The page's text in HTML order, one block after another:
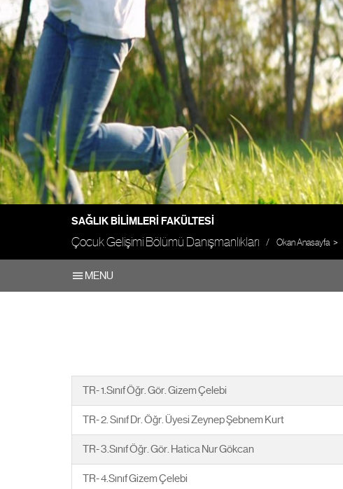
SAĞLIK BILIMLERI FAKÜLTESI
Çocuk Gelişimi Bölümü Danışmanlıkları Okan Anasayfa
MENU
TR- 1.Sınıf Öğr. Gör. Gizem Çelebi
TR- 2. Sınıf Dr. Öğr. Üyesi Zeynep Şebnem Kurt
TR- 3.Sınıf Öğr. Gör. Hatica Nur Gökcan
TR- 4.Sınıf Gizem Çelebi